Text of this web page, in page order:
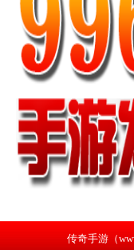
传奇手游（